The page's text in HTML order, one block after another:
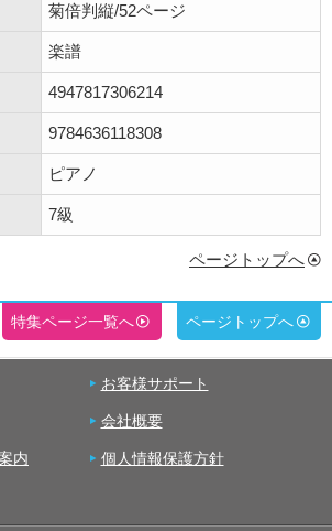
菊倍判縦/52ページ
楽譜
4947817306214
9784636118308
ピアノ
7級
ページトップへ
特集ページ一覧へ ページトップへ
お客様サポート
会社概要
内 個人情報保護方針